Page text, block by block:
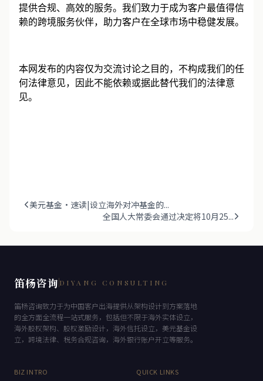
提供合规、高效的服务。我们致力于成为客户最值得信
赖的跨境服务伙伴，助力客户在全球市场中稳健发展。
本网发布的内容仅为交流讨论之目的，不构成我们的任
何法律意见，因此不能依赖或据此替代我们的法律意
见。
美元基金·速读|设立海外对冲基金的...
全国人大常委会通过决定将10月25...
笛杨咨询 DIYANG CONSULTING
笛杨咨询致力于为中国客户出海提供从架构设计到方案落地
的全方面全流程一站式服务，包括但不限于海外实体设立，
海外股权架构、股权激励设计，海外信托设立，美元基金设
立，跨境法律、税务合规咨询，海外银行账户开立等服务。
BIZ INTRO QUICK LINKS